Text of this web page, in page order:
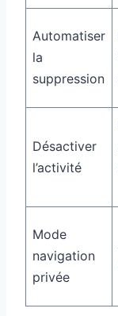
Automatiser
la
suppression
Désactiver
l’activité
Mode
navigation
privée